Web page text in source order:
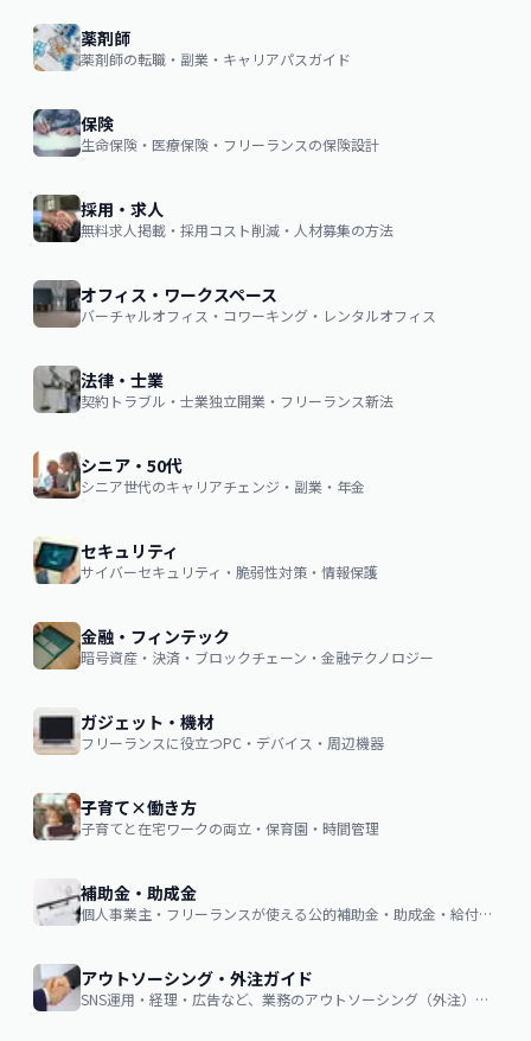
薬剤師
薬剤師の転職・副業・キャリアパスガイド
保険
生命保険・医療保険・フリーランスの保険設計
採用・求人
無料求人掲載・採用コスト削減・人材募集の方法
オフィス・ワークスペース
バーチャルオフィス・コワーキング・レンタルオフィス
法律・士業
契約トラブル・士業独立開業・フリーランス新法
シニア・50代
シニア世代のキャリアチェンジ・副業・年金
セキュリティ
サイバーセキュリティ・脆弱性対策・情報保護
金融・フィンテック
暗号資産・決済・ブロックチェーン・金融テクノロジー
ガジェット・機材
フリーランスに役立つPC・デバイス・周辺機器
子育て×働き方
子育てと在宅ワークの両立・保育園・時間管理
補助金・助成金
個人事業主・フリーランスが使える公的補助金・助成金・給付金の申請ガイド
アウトソーシング・外注ガイド
SNS運用・経理・広告など、業務のアウトソーシング（外注）を検討する企業・個人向け。費用相場・依頼の流れ・失敗しない選び方